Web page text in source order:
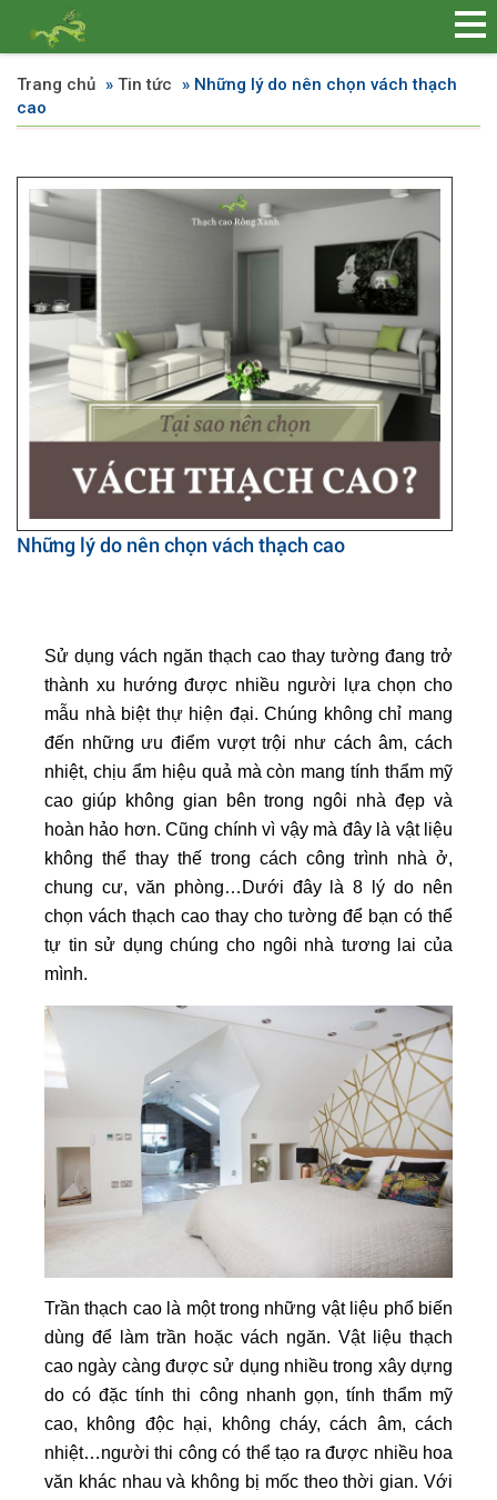
Trang chủ » Tin tức » Những lý do nên chọn vách thạch
cao
Những lý do nên chọn vách thạch cao
Sử dụng vách ngăn thạch cao thay tường đang trở
thành xu hướng được nhiều người lựa chọn cho
mẫu nhà biệt thự hiện đại. Chúng không chỉ mang
đến những ưu điểm vượt trội như cách âm, cách
nhiệt, chịu ẩm hiệu quả mà còn mang tính thẩm mỹ
cao giúp không gian bên trong ngôi nhà đẹp và
hoàn hảo hơn. Cũng chính vì vậy mà đây là vật liệu
không thể thay thế trong cách công trình nhà ở,
chung cư, văn phòng…Dưới đây là 8 lý do nên
chọn vách thạch cao thay cho tường để bạn có thể
tự tin sử dụng chúng cho ngôi nhà tương lai của
mình.
Trần thạch cao là một trong những vật liệu phổ biến
dùng để làm trần hoặc vách ngăn. Vật liệu thạch
cao ngày càng được sử dụng nhiều trong xây dựng
do có đặc tính thi công nhanh gọn, tính thẩm mỹ
cao, không độc hại, không cháy, cách âm, cách
nhiệt…người thi công có thể tạo ra được nhiều hoa
văn khác nhau và không bị mốc theo thời gian. Với